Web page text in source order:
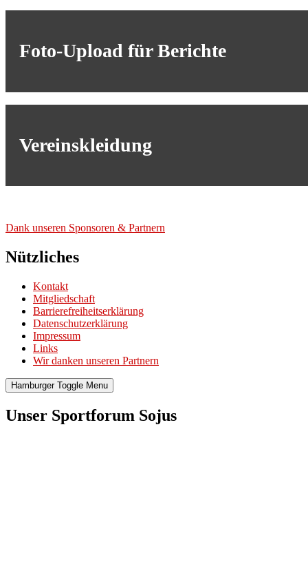
Foto-Upload für Berichte
Vereinskleidung
Dank unse­ren Spon­so­ren & Part­nern
Nützliches
Kontakt
Mitgliedschaft
Barrierefreiheitserklärung
Datenschutzerklärung
Impressum
Links
Wir danken unseren Partnern
Hamburger Toggle Menu
Unser Sportforum Sojus